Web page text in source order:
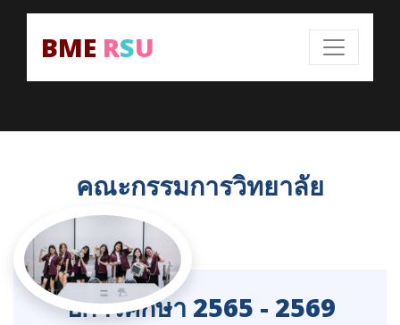
BME RSU
คณะกรรมการวิทยาลัย
ปีการศึกษา 2565 - 2569